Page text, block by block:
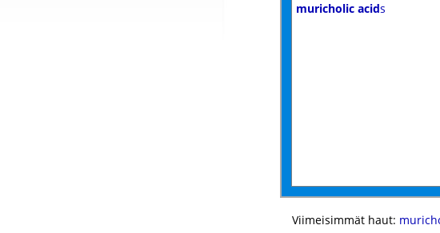
muricholic acids
Viimeisimmät haut: